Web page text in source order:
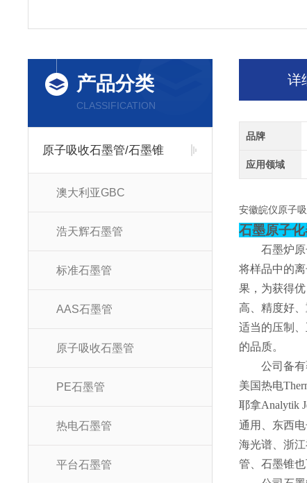
产品分类
CLASSIFICATION
原子吸收石墨管/石墨锥
澳大利亚GBC
浩天辉石墨管
标准石墨管
AAS石墨管
原子吸收石墨管
PE石墨管
热电石墨管
平台石墨管
详
品牌
应用领域
安徽皖仪原子
石墨原子化
石墨炉
将样品中的
果，为获得
高、精度好
适当的压制
的品质。
公司备
美国热电
耶拿Analytik
通用、东西
海光谱、浙
管、石墨锥也